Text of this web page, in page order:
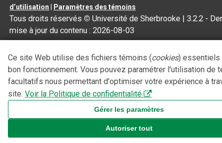
d’utilisation | Paramètres des témoins
Tous droits réservés © Université de Sherbrooke |3.2.2 -
mise à jour du contenu :2026-08-03
Ce site Web utilise des fichiers témoins (cookies) essentiels
bon fonctionnement. Vous pouvez paramétrer l'utilisation de
facultatifs nous permettant d'optimiser votre expérience à
site. Voir la Politique de confidentialité
Gérer les paramètres
Autoriser tout